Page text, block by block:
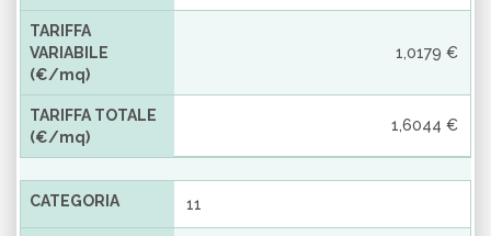
TARIFFA
VARIABILE
(€/mq)
1,0179 €
TARIFFA TOTALE
(€/mq)
1,6044 €
CATEGORIA 11